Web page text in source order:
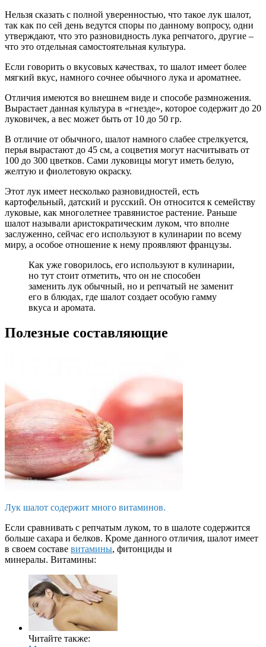
Нельзя сказать с полной уверенностью, что такое лук шалот,
так как по сей день ведутся споры по данному вопросу, одни
утверждают, что это разновидность лука репчатого, другие –
что это отдельная самостоятельная культура.
Если говорить о вкусовых качествах, то шалот имеет более
мягкий вкус, намного сочнее обычного лука и ароматнее.
Отличия имеются во внешнем виде и способе размножения.
Вырастает данная культура в «гнезде», которое содержит до 20
луковичек, а вес может быть от 10 до 50 гр.
В отличие от обычного, шалот намного слабее стрелкуется,
перья вырастают до 45 см, а соцветия могут насчитывать от
100 до 300 цветков. Сами луковицы могут иметь белую,
желтую и фиолетовую окраску.
Этот лук имеет несколько разновидностей, есть
картофельный, датский и русский. Он относится к семейству
луковые, как многолетнее травянистое растение. Раньше
шалот называли аристократическим луком, что вполне
заслуженно, сейчас его используют в кулинарии по всему
миру, а особое отношение к нему проявляют французы.
Как уже говорилось, его используют в кулинарии,
но тут стоит отметить, что он не способен
заменить лук обычный, но и репчатый не заменит
его в блюдах, где шалот создает особую гамму
вкуса и аромата.
Полезные составляющие
Лук шалот содержит много витаминов.
Если сравнивать с репчатым луком, то в шалоте содержится
больше сахара и белков. Кроме данного отличия, шалот имеет
в своем составе витамины, фитонциды и
минералы. Витамины:
Читайте также: